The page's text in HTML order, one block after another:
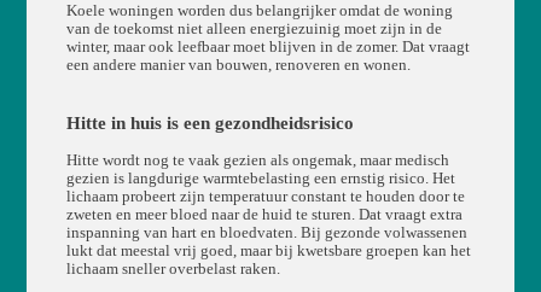
Koele woningen worden dus belangrijker omdat de woning
van de toekomst niet alleen energiezuinig moet zijn in de
winter, maar ook leefbaar moet blijven in de zomer. Dat vraagt
een andere manier van bouwen, renoveren en wonen.
Hitte in huis is een gezondheidsrisico
Hitte wordt nog te vaak gezien als ongemak, maar medisch
gezien is langdurige warmtebelasting een ernstig risico. Het
lichaam probeert zijn temperatuur constant te houden door te
zweten en meer bloed naar de huid te sturen. Dat vraagt extra
inspanning van hart en bloedvaten. Bij gezonde volwassenen
lukt dat meestal vrij goed, maar bij kwetsbare groepen kan het
lichaam sneller overbelast raken.